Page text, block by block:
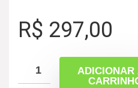
R$ 297,00
ADICIONAR